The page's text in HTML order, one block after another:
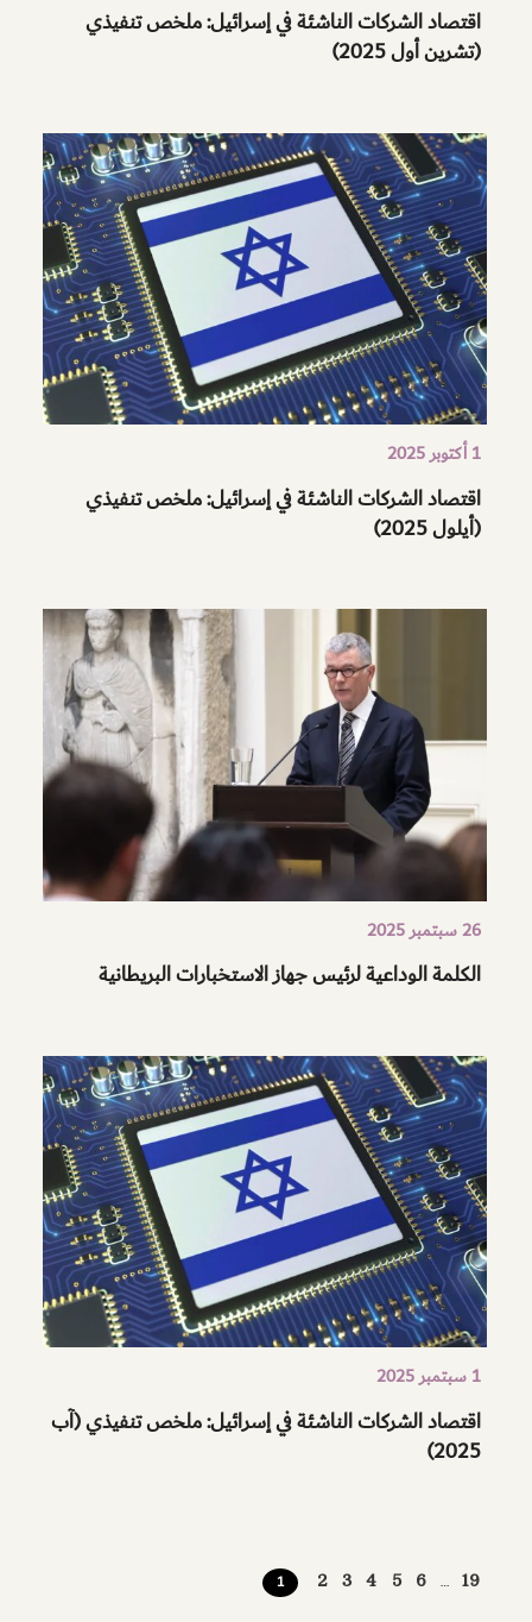
اقتصاد الشركات الناشئة في إسرائيل: ملخص تنفيذي
(تشرين أول 2025)
1 أكتوبر 2025
اقتصاد الشركات الناشئة في إسرائيل: ملخص تنفيذي
(أيلول 2025)
26 سبتمبر 2025
الكلمة الوداعية لرئيس جهاز الاستخبارات البريطانية
1 سبتمبر 2025
اقتصاد الشركات الناشئة في إسرائيل: ملخص تنفيذي (آب
2025)
POSTS
1 2 3 4 5 6 … 19